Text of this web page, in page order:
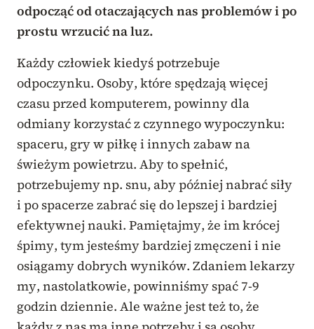
odpocząć od otaczających nas problemów i po
prostu wrzucić na luz.
Każdy człowiek kiedyś potrzebuje
odpoczynku. Osoby, które spędzają więcej
czasu przed komputerem, powinny dla
odmiany korzystać z czynnego wypoczynku:
spaceru, gry w piłkę i innych zabaw na
świeżym powietrzu. Aby to spełnić,
potrzebujemy np. snu, aby później nabrać siły
i po spacerze zabrać się do lepszej i bardziej
efektywnej nauki. Pamiętajmy, że im krócej
śpimy, tym jesteśmy bardziej zmęczeni i nie
osiągamy dobrych wyników. Zdaniem lekarzy
my, nastolatkowie, powinniśmy spać 7-9
godzin dziennie. Ale ważne jest też to, że